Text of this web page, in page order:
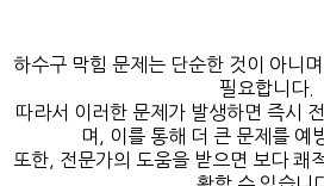
하수구 막힘 문제는 단순한 것이 아니
필요합니다.
따라서 이러한 문제가 발생하면 즉시
며, 이를 통해 더 큰 문제를 예
또한, 전문가의 도움을 받으면 보다 쾌